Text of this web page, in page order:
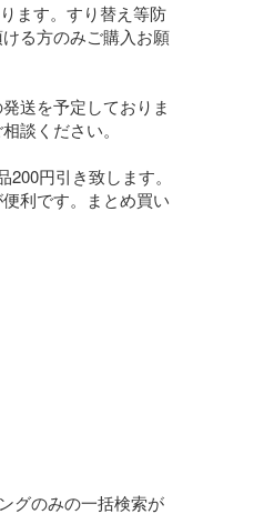
ます。すり替え等防
る方のみご購入お願
送を予定しておりま
談ください。
円引き致します。
利です。まとめ買い
グのみの一括検索が